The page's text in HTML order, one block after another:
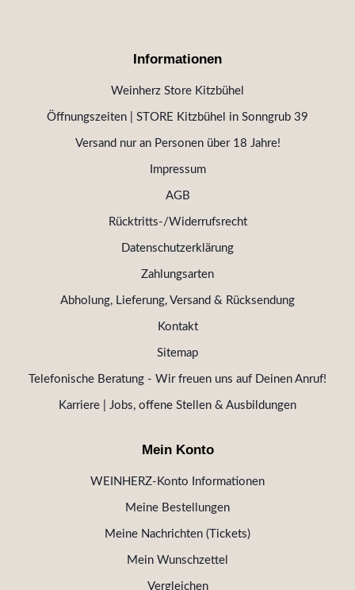
Informationen
Weinherz Store Kitzbühel
Öffnungszeiten | STORE Kitzbühel in Sonngrub 39
Versand nur an Personen über 18 Jahre!
Impressum
AGB
Rücktritts-/Widerrufsrecht
Datenschutzerklärung
Zahlungsarten
Abholung, Lieferung, Versand & Rücksendung
Kontakt
Sitemap
Telefonische Beratung - Wir freuen uns auf Deinen Anruf!
Karriere | Jobs, offene Stellen & Ausbildungen
Mein Konto
WEINHERZ-Konto Informationen
Meine Bestellungen
Meine Nachrichten (Tickets)
Mein Wunschzettel
Vergleichen